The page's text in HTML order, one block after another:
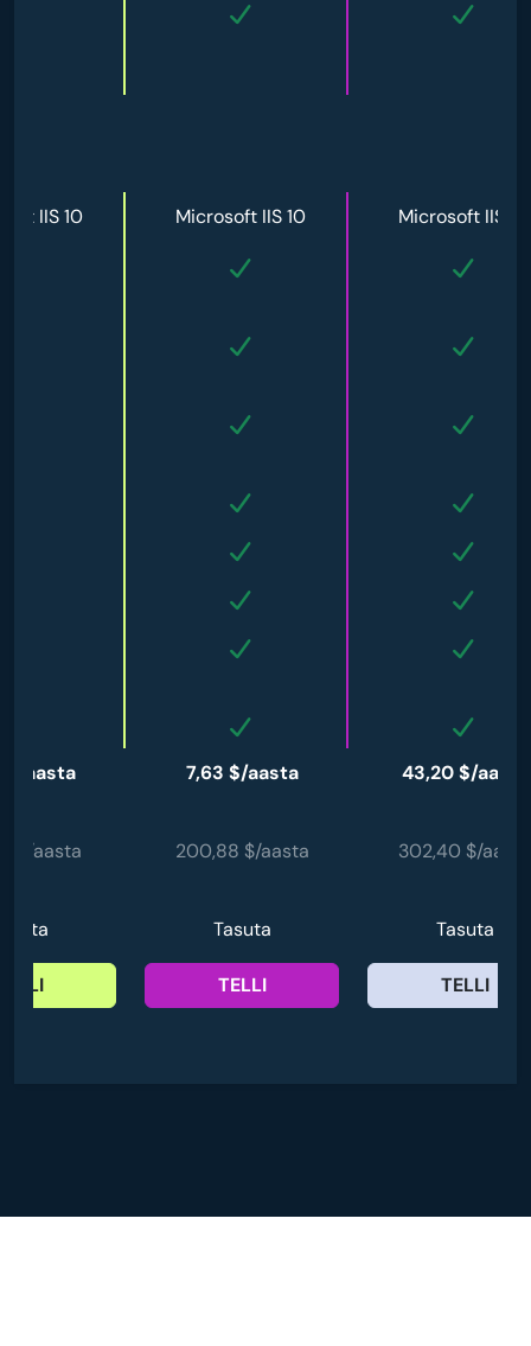
IIS 10 Microsoft IIS 10 Microsoft IIS 10
$/aasta 7,63 $/aasta 43,20 $/aasta
$/aasta 200,88 $/aasta 302,40 $/aasta
Tasuta Tasuta
TELLI TELLI